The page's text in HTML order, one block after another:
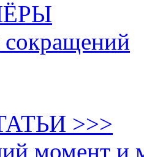
>>>
момент и